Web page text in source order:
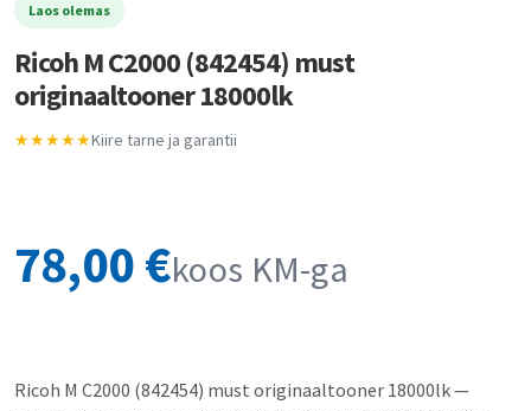
Laos olemas
Ricoh M C2000 (842454) must
originaaltooner 18000lk
★★★★★Kiire tarne ja garantii
78,00€koos KM-ga
Ricoh M C2000 (842454) must originaaltooner 18000lk —